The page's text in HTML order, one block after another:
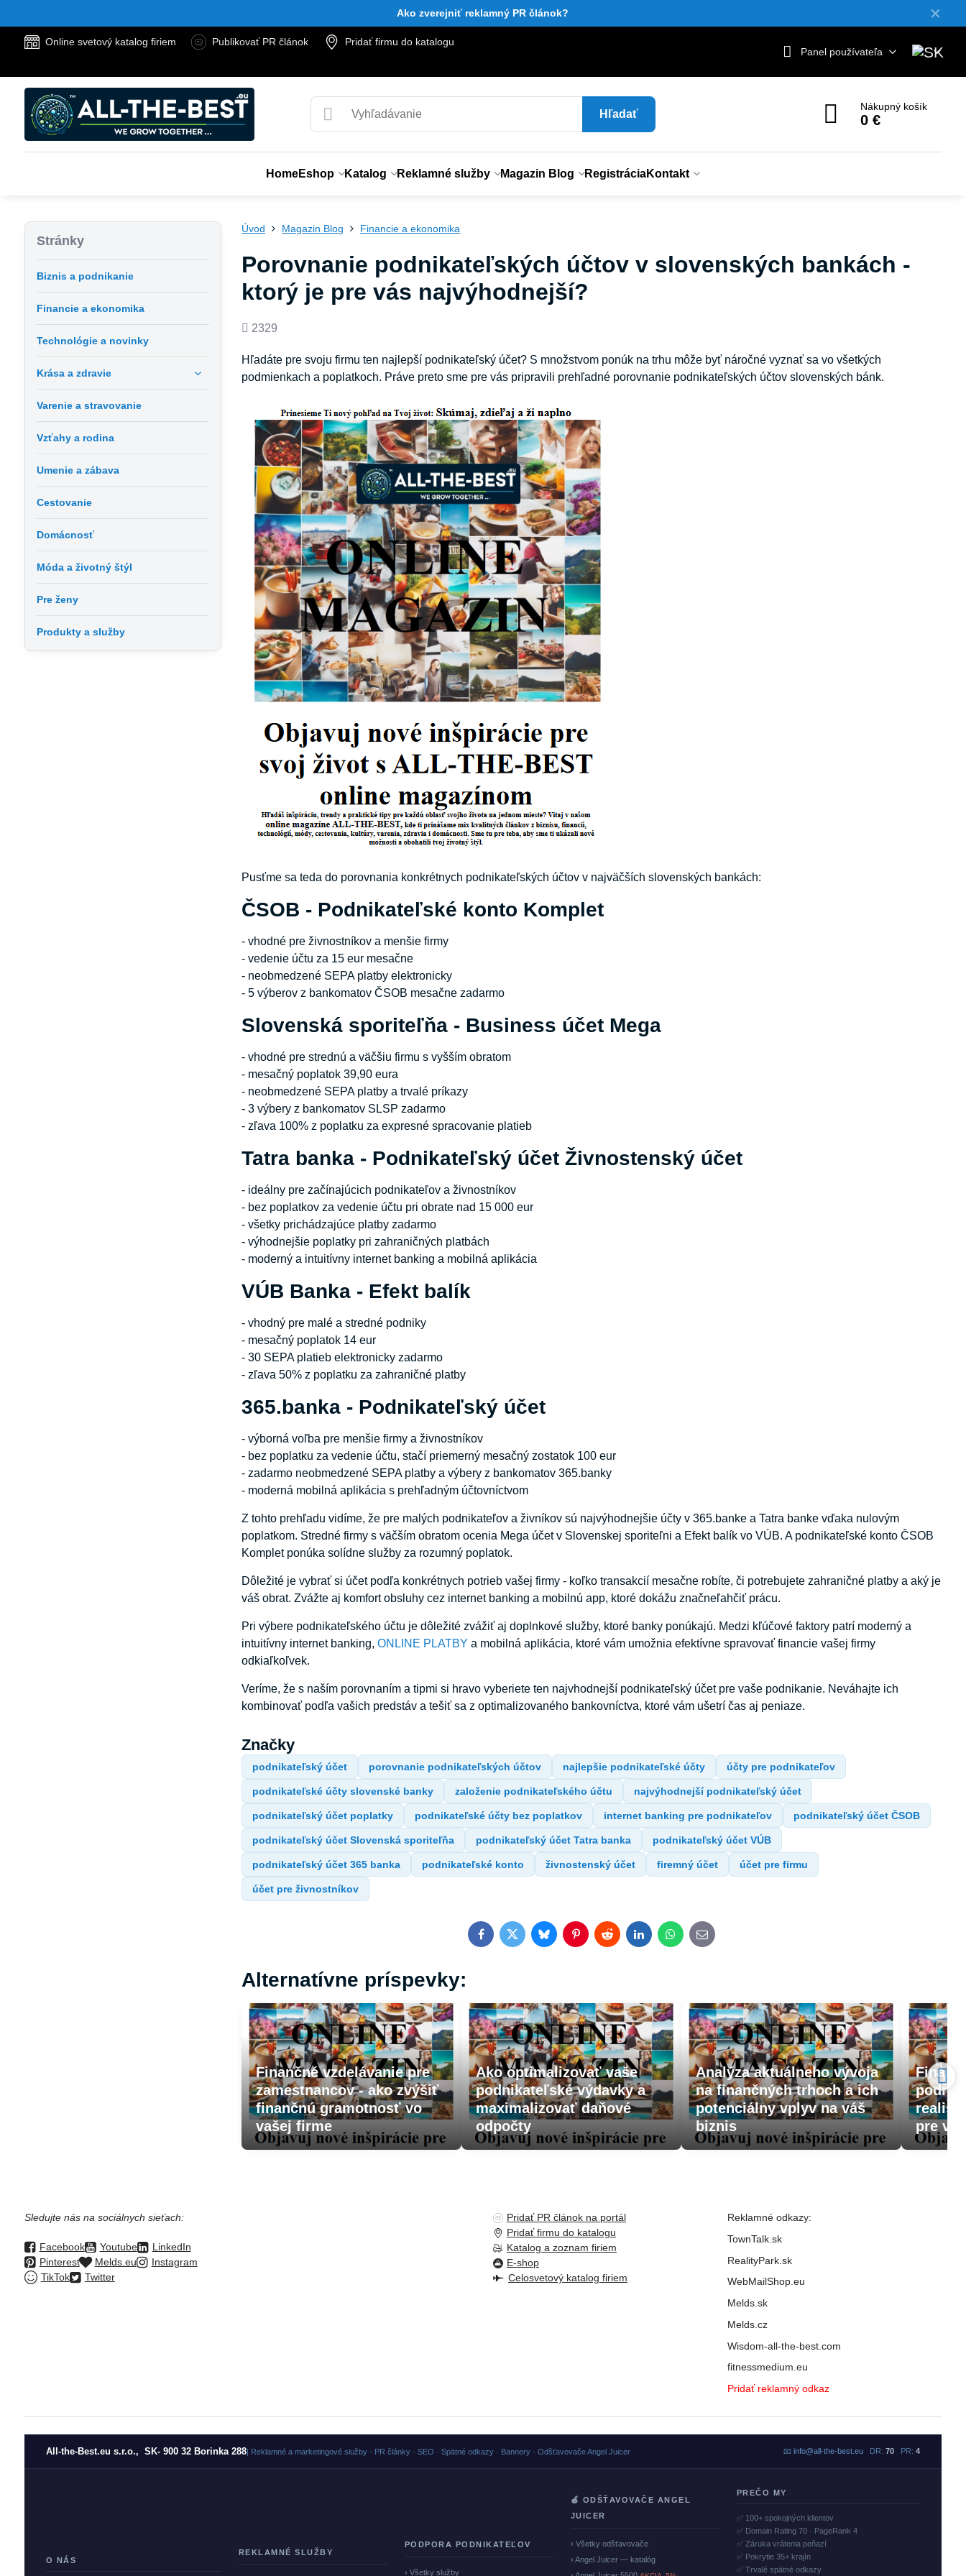
✕
Ako zverejniť reklamný PR článok?
Online svetový katalog firiem Publikovať PR článok
Pridať firmu do katalogu
Panel používateľa
Hľadať
Nákupný košík
0 €
HomeEshop Katalog Reklamné služby Magazin Blog RegistráciaKontakt
Úvod Magazin Blog Financie a ekonomika
Porovnanie podnikateľských účtov v slovenských bankách -
ktorý je pre vás najvýhodnejší?
Počet
2329
Hľadáte pre svoju firmu ten najlepší podnikateľský účet? S množstvom ponúk na trhu môže byť náročné vyznať sa vo všetkých
podmienkach a poplatkoch. Práve preto sme pre vás pripravili prehľadné porovnanie podnikateľských účtov slovenských bánk.
Pusťme sa teda do porovnania konkrétnych podnikateľských účtov v najväčších slovenských bankách:
ČSOB - Podnikateľské konto Komplet
- vhodné pre živnostníkov a menšie firmy
- vedenie účtu za 15 eur mesačne
- neobmedzené SEPA platby elektronicky
- 5 výberov z bankomatov ČSOB mesačne zadarmo
Slovenská sporiteľňa - Business účet Mega
- vhodné pre strednú a väčšiu firmu s vyšším obratom
- mesačný poplatok 39,90 eura
- neobmedzené SEPA platby a trvalé príkazy
- 3 výbery z bankomatov SLSP zadarmo
- zľava 100% z poplatku za expresné spracovanie platieb
Tatra banka - Podnikateľský účet Živnostenský účet
- ideálny pre začínajúcich podnikateľov a živnostníkov
- bez poplatkov za vedenie účtu pri obrate nad 15 000 eur
- všetky prichádzajúce platby zadarmo
- výhodnejšie poplatky pri zahraničných platbách
- moderný a intuitívny internet banking a mobilná aplikácia
VÚB Banka - Efekt balík
- vhodný pre malé a stredné podniky
- mesačný poplatok 14 eur
- 30 SEPA platieb elektronicky zadarmo
- zľava 50% z poplatku za zahraničné platby
365.banka - Podnikateľský účet
- výborná voľba pre menšie firmy a živnostníkov
- bez poplatku za vedenie účtu, stačí priemerný mesačný zostatok 100 eur
- zadarmo neobmedzené SEPA platby a výbery z bankomatov 365.banky
- moderná mobilná aplikácia s prehľadným účtovníctvom
Z tohto prehľadu vidíme, že pre malých podnikateľov a živníkov sú najvýhodnejšie účty v 365.banke a Tatra banke vďaka nulovým
poplatkom. Stredné firmy s väčším obratom ocenia Mega účet v Slovenskej sporiteľni a Efekt balík vo VÚB. A podnikateľské konto ČSOB
Komplet ponúka solídne služby za rozumný poplatok.
Dôležité je vybrať si účet podľa konkrétnych potrieb vašej firmy - koľko transakcií mesačne robíte, či potrebujete zahraničné platby a aký je
váš obrat. Zvážte aj komfort obsluhy cez internet banking a mobilnú app, ktoré dokážu značneľahčiť prácu.
Pri výbere podnikateľského účtu je dôležité zvážiť aj doplnkové služby, ktoré banky ponúkajú. Medzi kľúčové faktory patrí moderný a
intuitívny internet banking,ONLINE PLATBY a mobilná aplikácia, ktoré vám umožnia efektívne spravovať financie vašej firmy
odkiaľkoľvek.
Veríme, že s naším porovnaním a tipmi si hravo vyberiete ten najvhodnejší podnikateľský účet pre vaše podnikanie. Neváhajte ich
kombinovať podľa vašich predstáv a tešiť sa z optimalizovaného bankovníctva, ktoré vám ušetrí čas aj peniaze.
Značky
podnikateľský účet porovnanie podnikateľských účtov najlepšie podnikateľské účty účty pre podnikateľov
podnikateľské účty slovenské banky založenie podnikateľského účtu najvýhodnejší podnikateľský účet
podnikateľský účet poplatky podnikateľské účty bez poplatkov internet banking pre podnikateľov podnikateľský účet ČSOB
podnikateľský účet Slovenská sporiteľňa podnikateľský účet Tatra banka podnikateľský účet VÚB
podnikateľský účet 365 banka podnikateľské konto živnostenský účet firemný účet účet pre firmu
účet pre živnostníkov
FacebookTwitterBlueskyPinterestRedditLinkedInWhatsApp
E-
mail
Alternatívne príspevky:
Finančné vzdelávanie pre
zamestnancov - ako zvýšiť
finančnú gramotnosť vo
vašej firme
Ako optimalizovať vaše
podnikateľské výdavky a
maximalizovať daňové
odpočty
Analýza aktuálneho vývoja
na finančných trhoch a ich
potenciálny vplyv na váš
biznis
pre
Stránky
Biznis a podnikanie
Financie a ekonomika
Technológie a novinky
Krása a zdravie
Varenie a stravovanie
Vzťahy a rodina
Umenie a zábava
Cestovanie
Domácnosť
Móda a životný štýl
Pre ženy
Produkty a služby
Sledujte nás na sociálnych sieťach:
Facebook Youtube
LinkedIn
Pinterest
Melds.eu
Instagram
TikTok
Twitter
Pridať PR článok na portál
Pridať firmu do katalogu
Katalog a zoznam firiem
E-shop
Celosvetový katalog firiem
Reklamné odkazy:
TownTalk.sk
RealityPark.sk
WebMailShop.eu
Melds.sk
Melds.cz
Wisdom-all-the-best.com
fitnessmedium.eu
Pridať reklamný odkaz
All-the-Best.eu s.r.o., SK- 900 32 Borinka 288| Reklamné a marketingové služby · PR články · SEO · Spätné odkazy · Bannery · Odšťavovače Angel Juicer 📧 info@all-the-best.euDR: 70PR: 4
O NÁS
REKLAMNÉ SLUŽBY
PODPORA PODNIKATEĽOV
› Všetky služby
🍏 ODŠŤAVOVAČE ANGEL
JUICER
› Všetky odšťavovače
› Angel Juicer — katalóg
PREČO MY
✅ 100+ spokojných klientov
✅ Domain Rating 70 · PageRank 4
✅ Záruka vrátenia peňazí
✅ Pokrytie 35+ krajín
✅ Trvalé spätné odkazy